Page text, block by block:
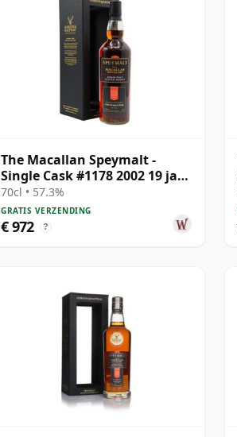
The Macallan Speymalt -
Single Cask #1178 2002 19 jaar
oud
70cl • 57.3%
GRATIS VERZENDING
€ 972 ?